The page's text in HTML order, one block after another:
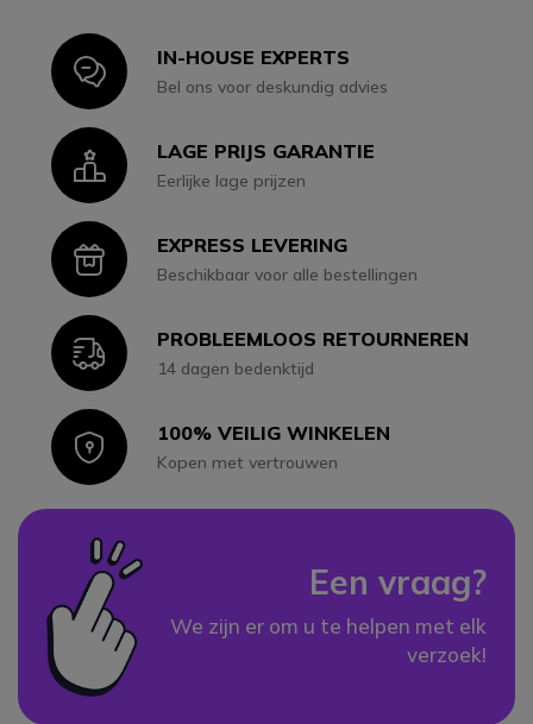
IconIN-HOUSE EXPERTS
Bel ons voor deskundig advies
IconLAGE PRIJS GARANTIE
Eerlijke lage prijzen
IconEXPRESS LEVERING
Beschikbaar voor alle bestellingen
IconPROBLEEMLOOS RETOURNEREN
14 dagen bedenktijd
Icon100% VEILIG WINKELEN
Kopen met vertrouwen
Een vraag?
We zijn er om u te helpen met elk
verzoek!